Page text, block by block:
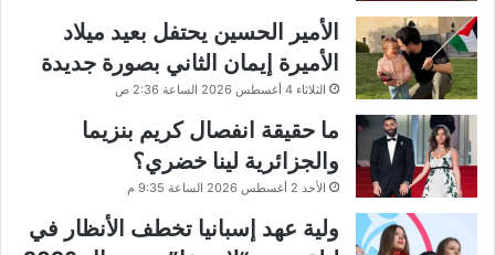
الأمير الحسين يحتفل بعيد ميلاد
الأميرة إيمان الثاني بصورة جديدة
الثلاثاء 4 أغسطس 2026 الساعة 2:36 ص
ما حقيقة انفصال كريم بنزيما
والجزائرية لينا خضري؟
الأحد 2 أغسطس 2026 الساعة 9:35 م
ولية عهد إسبانيا تخطف الأنظار في